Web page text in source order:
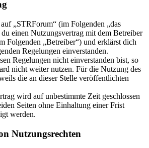
„STRForum“ (im Folgenden „das
einen Nutzungsvertrag mit dem Betreiber
Folgenden „Betreiber“) und erklärst dich
Regelungen einverstanden.
Regelungen nicht einverstanden bist, so
nicht weiter nutzen. Für die Nutzung des
die an dieser Stelle veröffentlichten
wird auf unbestimmte Zeit geschlossen
Seiten ohne Einhaltung einer Frist
werden.
Nutzungsrechten